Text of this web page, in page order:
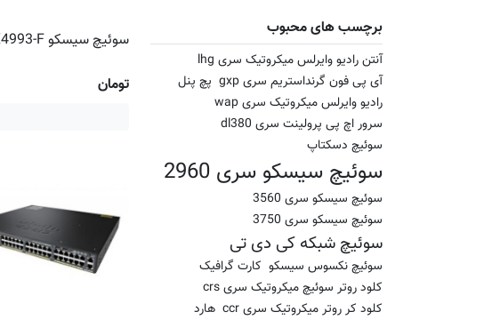
برچسب های محبوب
آنتن رادیو وایرلس میکروتیک سری lhg
آی پی فون گرنداستریم سری gxp
پچ پنل
رادیو وایرلس میکروتیک سری wap
سرور اچ پی پرولینت سری dl380
سوئیچ دسکتاپ
سوئیچ سیسکو سری 2960
سوئیچ سیسکو سری 3560
سوئیچ سیسکو سری 3750
سوئیچ شبکه کی دی تی
سوئیچ نکسوس سیسکو کارت گرافیک
کلود روتر سوئیچ میکروتیک سری crs
کلود کر روتر میکروتیک سری ccr
هارد
سوئیچ سیسکو WS-X4993-F
تومان